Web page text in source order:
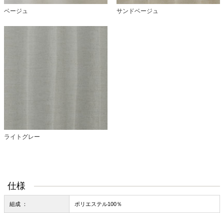
ベージュ サンドベージュ
ライトグレー
仕様
組成 ： ポリエステル100％